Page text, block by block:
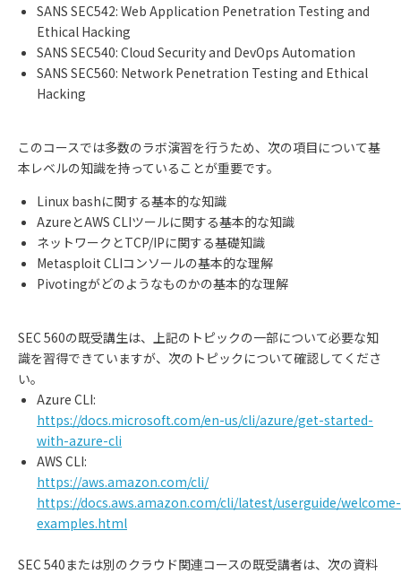
SANS SEC542: Web Application Penetration Testing and
Ethical Hacking
SANS SEC540: Cloud Security and DevOps Automation
SANS SEC560: Network Penetration Testing and Ethical
Hacking
このコースでは多数のラボ演習を行うため、次の項目について基
本レベルの知識を持っていることが重要です。
Linux bashに関する基本的な知識
AzureとAWS CLIツールに関する基本的な知識
ネットワークとTCP/IPに関する基礎知識
Metasploit CLIコンソールの基本的な理解
Pivotingがどのようなものかの基本的な理解
SEC 560の既受講生は、上記のトピックの一部について必要な知
識を習得できていますが、次のトピックについて確認してくださ
い。
Azure CLI:
https://docs.microsoft.com/en-us/cli/azure/get-started-
with-azure-cli
AWS CLI:
https://aws.amazon.com/cli/
https://docs.aws.amazon.com/cli/latest/userguide/welcome-
examples.html
SEC 540または別のクラウド関連コースの既受講者は、次の資料